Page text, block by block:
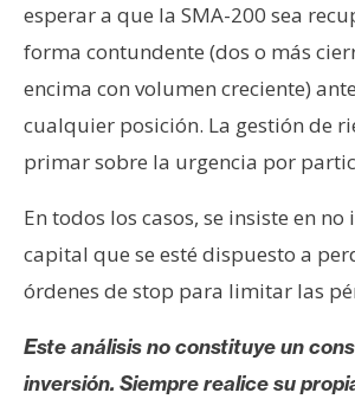
esperar a que la SMA-200 sea
forma contundente (dos o más
encima con volumen creciente)
cualquier posición. La gestión de
primar sobre la urgencia por
En todos los casos, se insiste en
capital que se esté dispuesto a
órdenes de stop para limitar las
Este análisis no constituye un
inversión. Siempre realice su